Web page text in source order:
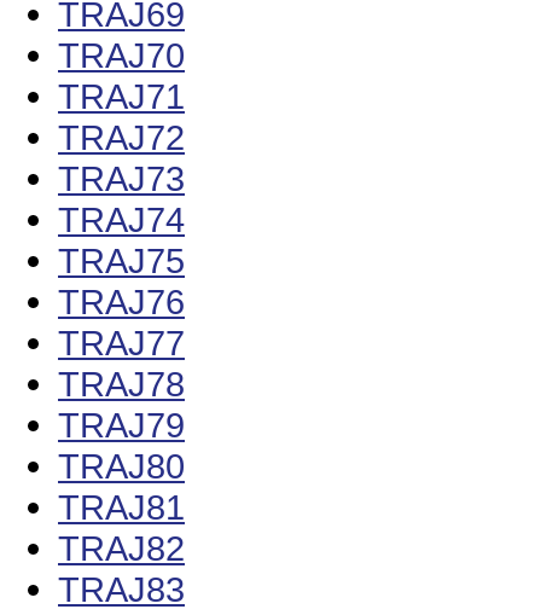
TRAJ69
TRAJ70
TRAJ71
TRAJ72
TRAJ73
TRAJ74
TRAJ75
TRAJ76
TRAJ77
TRAJ78
TRAJ79
TRAJ80
TRAJ81
TRAJ82
TRAJ83